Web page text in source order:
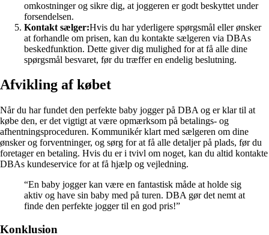
omkostninger og sikre dig, at joggeren er godt beskyttet under
forsendelsen.
Kontakt sælger:Hvis du har yderligere spørgsmål eller ønsker
at forhandle om prisen, kan du kontakte sælgeren via DBAs
beskedfunktion. Dette giver dig mulighed for at få alle dine
spørgsmål besvaret, før du træffer en endelig beslutning.
Afvikling af købet
Når du har fundet den perfekte baby jogger på DBA og er klar til at
købe den, er det vigtigt at være opmærksom på betalings- og
afhentningsproceduren. Kommunikér klart med sælgeren om dine
ønsker og forventninger, og sørg for at få alle detaljer på plads, før du
foretager en betaling. Hvis du er i tvivl om noget, kan du altid kontakte
DBAs kundeservice for at få hjælp og vejledning.
“En baby jogger kan være en fantastisk måde at holde sig
aktiv og have sin baby med på turen. DBA gør det nemt at
finde den perfekte jogger til en god pris!”
Konklusion